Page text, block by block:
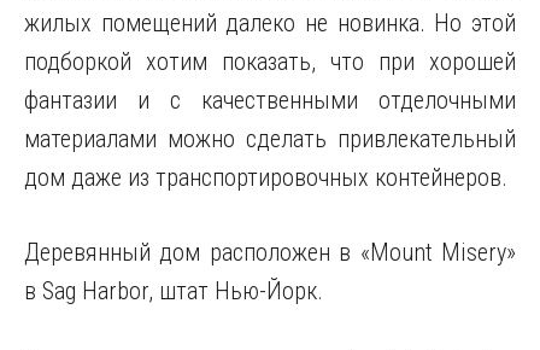
жилых помещений далеко не новинка. Но этой
подборкой хотим показать, что при хорошей
фантазии и с качественными отделочными
материалами можно сделать привлекательный
дом даже из транспортировочных контейнеров.
Деревянный дом расположен в «Mount Misery»
в Sag Harbor, штат Нью-Йорк.